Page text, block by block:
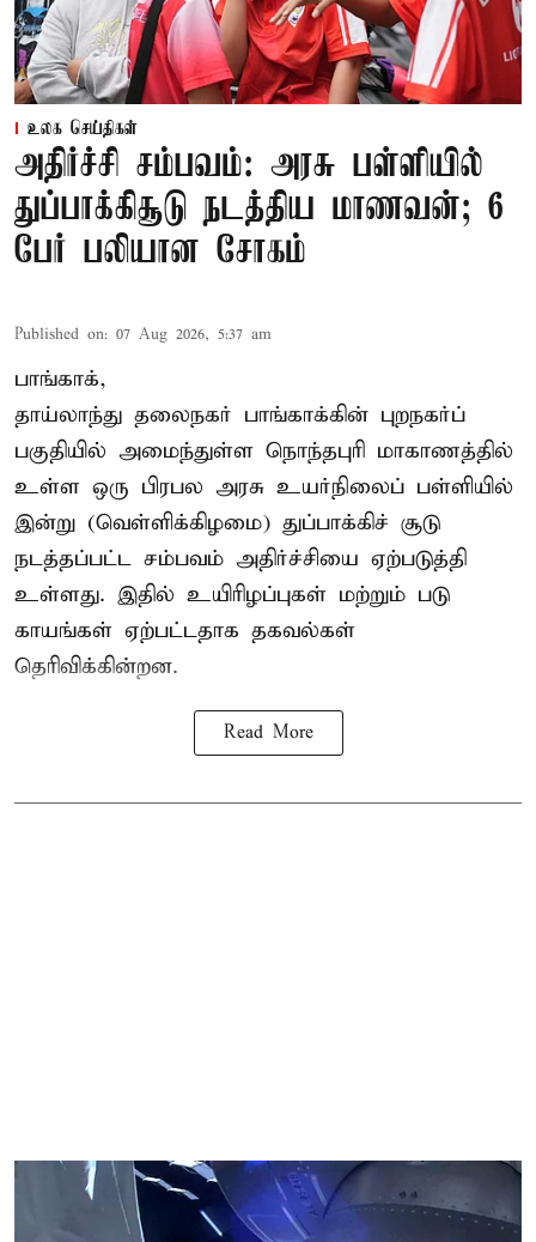
உலக செய்திகள்
அதிர்ச்சி சம்பவம்: அரசு பள்ளியில்
துப்பாக்கிசூடு நடத்திய மாணவன்; 6
பேர் பலியான சோகம்
Published on: 07 Aug 2026, 5:37 am
பாங்காக்,
தாய்லாந்து தலைநகர் பாங்காக்கின் புறநகர்ப்
பகுதியில் அமைந்துள்ள நொந்தபுரி மாகாணத்தில்
உள்ள ஒரு பிரபல அரசு உயர்நிலைப் பள்ளியில்
இன்று (வெள்ளிக்கிழமை) துப்பாக்கிச் சூடு
நடத்தப்பட்ட சம்பவம் அதிர்ச்சியை ஏற்படுத்தி
உள்ளது. இதில் உயிரிழப்புகள் மற்றும் படு
காயங்கள் ஏற்பட்டதாக தகவல்கள்
தெரிவிக்கின்றன.
Read More